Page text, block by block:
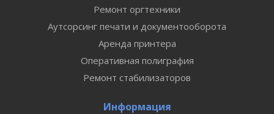
Ремонт оргтехники
Аутсорсинг печати и документооборота
Аренда принтера
Оперативная полиграфия
Ремонт стабилизаторов
Информация